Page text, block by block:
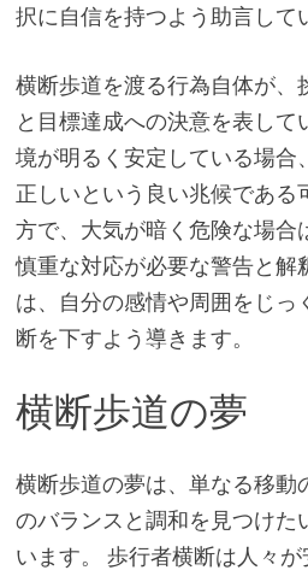
択に自信を持つよう助言して
横断歩道を渡る行為自体が、
と目標達成への決意を表して
境が明るく安定している場合
正しいという良い兆候である
方で、大気が暗く危険な場合
慎重な対応が必要な警告と解
は、自分の感情や周囲をじっ
断を下すよう導きます。
横断歩道の夢
横断歩道の夢は、単なる移動
のバランスと調和を見つけた
います。 歩行者横断は人々